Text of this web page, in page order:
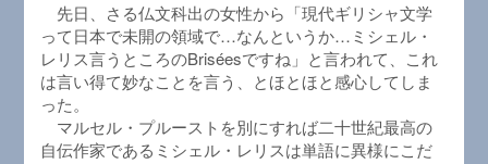
先日、さる仏文科出の女性から「現代ギリシャ文学
って日本で未開の領域で…なんというか…ミシェル・
レリス言うところのBriséesですね」と言われて、これ
は言い得て妙なことを言う、とほとほと感心してしま
った。
マルセル・プルーストを別にすれば二十世紀最高の
自伝作家であるミシェル・レリスは単語に異様にこだ